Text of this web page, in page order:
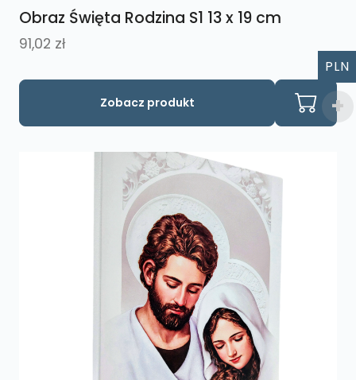
Obraz Święta Rodzina S1 13 x 19 cm
91,02 zł
Zobacz produkt
PLN